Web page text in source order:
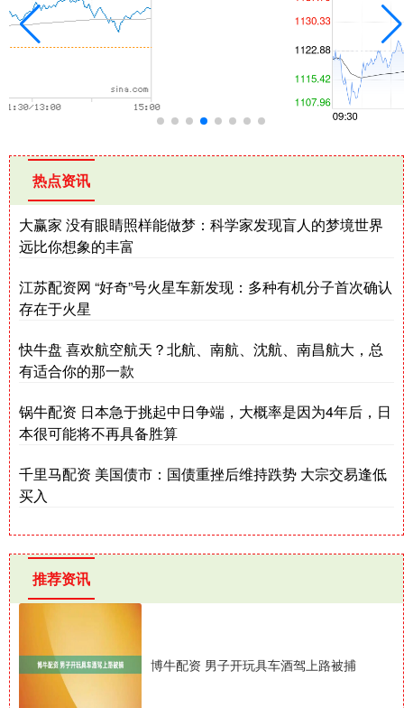
热点资讯
大赢家 没有眼睛照样能做梦：科学家发现盲人的梦境世界
远比你想象的丰富
江苏配资网 “好奇”号火星车新发现：多种有机分子首次确认
存在于火星
快牛盘 喜欢航空航天？北航、南航、沈航、南昌航大，总
有适合你的那一款
锅牛配资 日本急于挑起中日争端，大概率是因为4年后，日
本很可能将不再具备胜算
千里马配资 美国债市：国债重挫后维持跌势 大宗交易逢低
买入
推荐资讯
博牛配资 男子开玩具车酒驾上路被捕